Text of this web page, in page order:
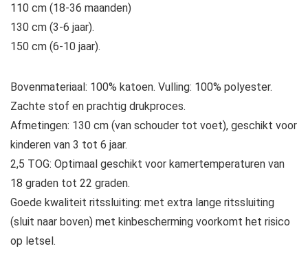
110 cm (18-36 maanden)
130 cm (3-6 jaar).
150 cm (6-10 jaar).
Bovenmateriaal: 100% katoen. Vulling: 100% polyester.
Zachte stof en prachtig drukproces.
Afmetingen: 130 cm (van schouder tot voet), geschikt voor
kinderen van 3 tot 6 jaar.
2,5 TOG: Optimaal geschikt voor kamertemperaturen van
18 graden tot 22 graden.
Goede kwaliteit ritssluiting: met extra lange ritssluiting
(sluit naar boven) met kinbescherming voorkomt het risico
op letsel.